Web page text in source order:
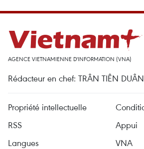
AGENCE VIETNAMIENNE D'INFORMATION (VNA)
Rédacteur en chef: TRÂN TIÊN DUÂN
Propriété intellectuelle
RSS
Appui
Langues
VNA